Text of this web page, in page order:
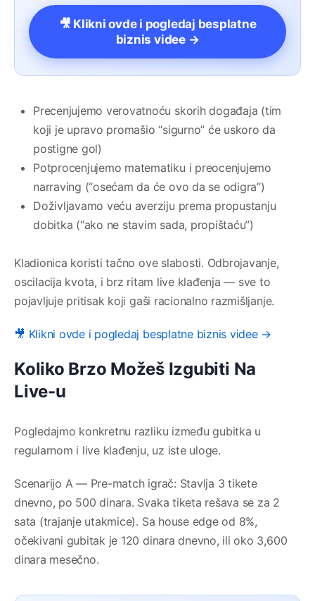
🎥 Klikni ovde i pogledaj besplatne
biznis videe →
Precenjujemo verovatnoću skorih događaja (tim
koji je upravo promašio “sigurno” će uskoro da
postigne gol)
Potprocenjujemo matematiku i preocenjujemo
narraving (“osećam da će ovo da se odigra”)
Doživljavamo veću averziju prema propustanju
dobitka (“ako ne stavim sada, propištaću”)
Kladionica koristi tačno ove slabosti. Odbrojavanje,
oscilacija kvota, i brz ritam live klađenja — sve to
pojavljuje pritisak koji gaši racionalno razmišljanje.
🎥 Klikni ovde i pogledaj besplatne biznis videe →
Koliko Brzo Možeš Izgubiti Na
Live-u
Pogledajmo konkretnu razliku između gubitka u
regularnom i live klađenju, uz iste uloge.
Scenarijo A — Pre-match igrač: Stavlja 3 tikete
dnevno, po 500 dinara. Svaka tiketa rešava se za 2
sata (trajanje utakmice). Sa house edge od 8%,
očekivani gubitak je 120 dinara dnevno, ili oko 3,600
dinara mesečno.